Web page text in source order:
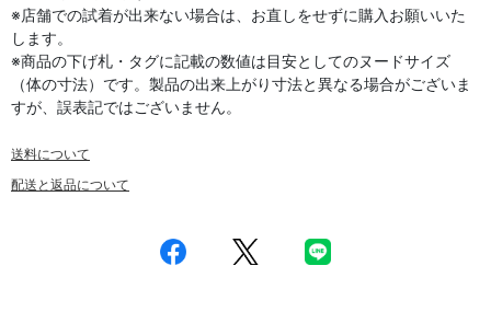
※店舗での試着が出来ない場合は、お直しをせずに購入お願いいた
します。
※商品の下げ札・タグに記載の数値は目安としてのヌードサイズ
（体の寸法）です。製品の出来上がり寸法と異なる場合がございま
すが、誤表記ではございません。
送料について
配送と返品について